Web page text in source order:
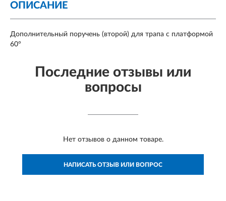
ОПИСАНИЕ
Дополнительный поручень (второй) для трапа с платформой
60°
Последние отзывы или
вопросы
Нет отзывов о данном товаре.
НАПИСАТЬ ОТЗЫВ ИЛИ ВОПРОС